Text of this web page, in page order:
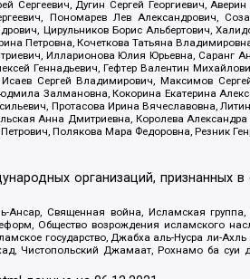
Дугин Сергей Георгиевич,
Пономарев Лев Александрович,
Цирульников Борис Альбертович,
Петровна, Кочеткова Татьяна
Илларионова Юлия Юрьевна, Саранг
Геннадьевич, Гефтер Валентин
Сергей Владимирович, Максимов
Залмановна, Кокорина Екатерина
Протасова Ирина Вячеславовна,
Анна Дмитриевна, Королева
Полякова Мара Федоровна, Резник
организаций, признанных
Священная война, Исламская группа,
Общество возрождения
государство, Джабха аль-Нусра ли-
Джамаат, Рохнамо ба суи